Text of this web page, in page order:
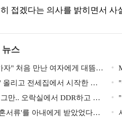
접겠다는 의사를 밝히면서
뉴스
자" 처음 만난 여자에게 대뜸
는 MBC 아나운서
올리고 전세집에서 시작한 연
두
만.. 오락실에서 DDR하고 있
상민이 캐스팅했다는 연예인
혼
서류'를 아내에게 받았었다는